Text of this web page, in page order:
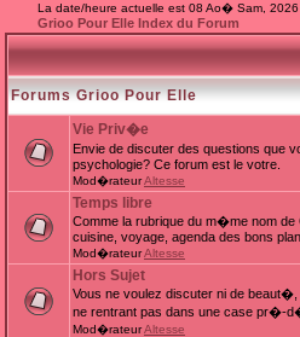
La date/heure actuelle est 08 Ao� Sam, 2026
Grioo Pour Elle Index du Forum
Forums Grioo Pour Elle
Vie Priv�e
Envie de discuter des questions que
psychologie? Ce forum est le votre.
Mod�rateurAltesse
Temps libre
Comme la rubrique du m�me nom
cuisine, voyage, agenda des bons
Mod�rateurAltesse
Hors Sujet
Vous ne voulez discuter ni de
ne rentrant pas dans une case pr�-
Mod�rateurAltesse